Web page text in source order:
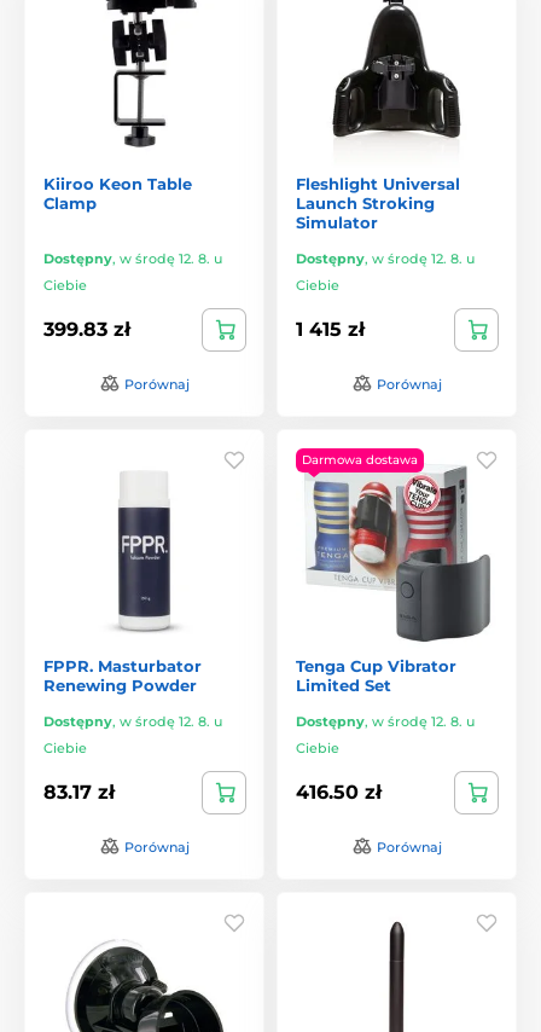
Kiiroo Keon Table
Clamp
Dostępny, w środę 12. 8. u
Ciebie
399.83 zł
Porównaj
Fleshlight Universal
Launch Stroking
Simulator
Dostępny, w środę 12. 8. u
Ciebie
1 415 zł
Porównaj
FPPR. Masturbator
Renewing Powder
Dostępny, w środę 12. 8. u
Ciebie
83.17 zł
Porównaj
Darmowa dostawa
Tenga Cup Vibrator
Limited Set
Dostępny, w środę 12. 8. u
Ciebie
416.50 zł
Porównaj